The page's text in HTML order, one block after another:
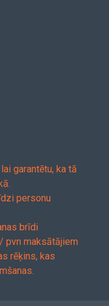
garantētu, ka tā
personu
brīdi
pvn maksātājiem
rēķins, kas